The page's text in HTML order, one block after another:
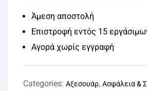
Άμεση αποστολή
Επιστροφή εντός 15
Αγορά χωρίς εγγραφή
Categories: Αξεσουάρ, Ασφάλεια &